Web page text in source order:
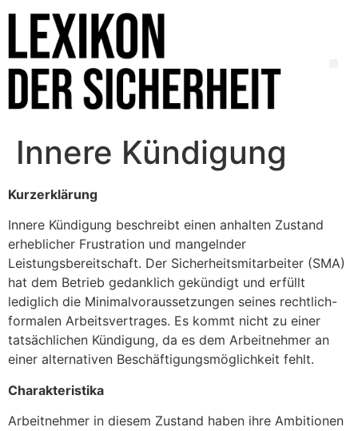
Innere Kündigung
Kurzerklärung
Innere Kündigung beschreibt einen anhalten Zustand
erheblicher Frustration und mangelnder
Leistungsbereitschaft. Der Sicherheitsmitarbeiter (SMA)
hat dem Betrieb gedanklich gekündigt und erfüllt
lediglich die Minimalvoraussetzungen seines rechtlich-
formalen Arbeitsvertrages. Es kommt nicht zu einer
tatsächlichen Kündigung, da es dem Arbeitnehmer an
einer alternativen Beschäftigungsmöglichkeit fehlt.
Charakteristika
Arbeitnehmer in diesem Zustand haben ihre Ambitionen